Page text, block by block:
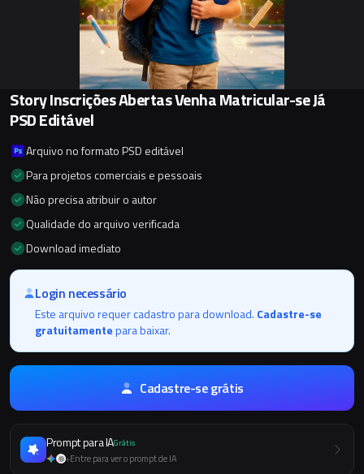
Story Inscrições Abertas Venha Matricular-se Já
PSD Editável
Arquivo no formato PSD editável
Para projetos comerciais e pessoais
Não precisa atribuir o autor
Qualidade do arquivo verificada
Download imediato
Login necessário
Este arquivo requer cadastro para download. Cadastre-se
gratuitamentepara baixar.
Cadastre-se grátis
Prompt para IAGrátis
+Entre para ver o prompt de IA